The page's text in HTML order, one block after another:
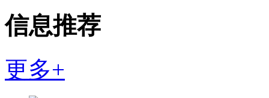
信息推荐
更多+